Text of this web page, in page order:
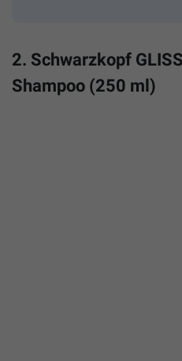
2. Schwarzkopf
Shampoo (250 ml)